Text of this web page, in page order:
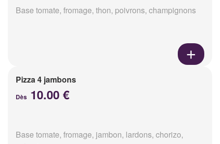
Base tomate, fromage, thon, poivrons, champignons
Pizza 4 jambons
Dès 10.00 €
Base tomate, fromage, jambon, lardons, chorizo,